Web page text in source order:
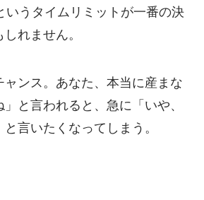
いうタイムリミットが一番の決
れません。
ャンス。あなた、本当に産まな
と言われると、急に「いや、
言いたくなってしまう。